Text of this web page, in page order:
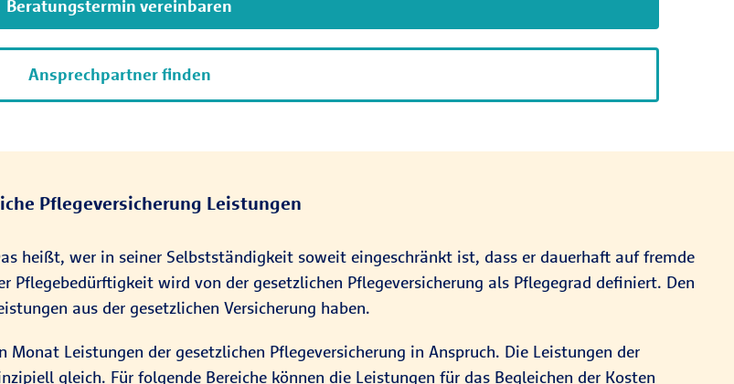
Beratungstermin vereinbaren
Ansprechpartner finden
Pflegeversicherung Leistungen
heißt, wer in seiner Selbstständigkeit soweit eingeschränkt ist, dass er dauerhaft auf fremde
wird von der gesetzlichen Pflegeversicherung als Pflegegrad definiert. Den
aus der gesetzlichen Versicherung haben.
Leistungen der gesetzlichen Pflegeversicherung in Anspruch. Die Leistungen der
gleich. Für folgende Bereiche können die Leistungen für das Begleichen der Kosten